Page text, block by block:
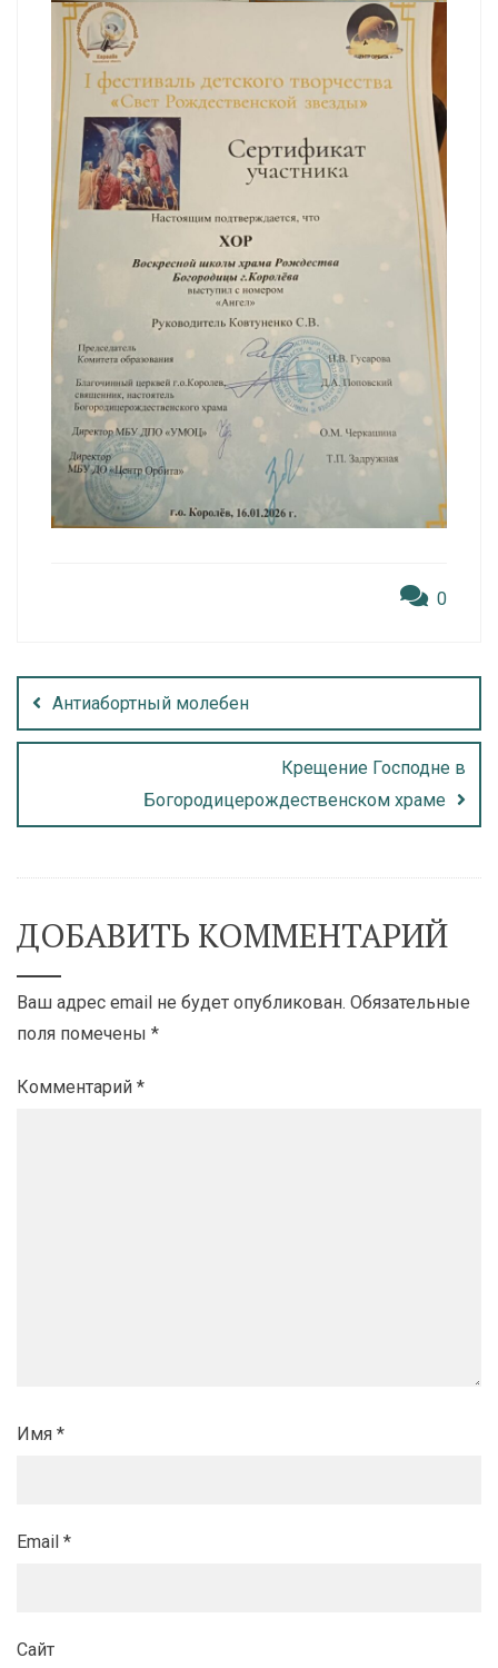
0
Антиабортный молебен
Крещение Господне в
Богородицерождественском храме
ДОБАВИТЬ КОММЕНТАРИЙ
Ваш адрес email не будет опубликован. Обязательные
поля помечены *
Комментарий *
Имя *
Email *
Сайт